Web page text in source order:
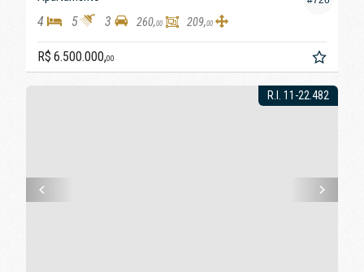
4 5 3 260,00 209,00
R$ 6.500.000,00
R.I. 11-22.482